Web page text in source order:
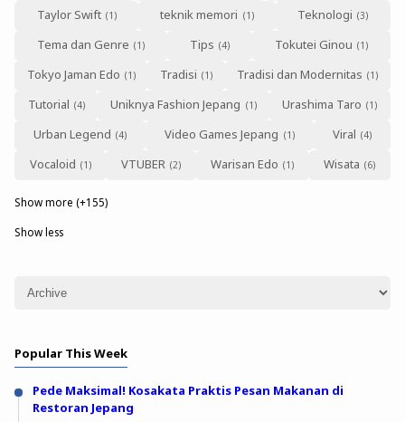
Taylor Swift
teknik memori
Teknologi
Tema dan Genre
Tips
Tokutei Ginou
Tokyo Jaman Edo
Tradisi
Tradisi dan Modernitas
Tutorial
Uniknya Fashion Jepang
Urashima Taro
Urban Legend
Video Games Jepang
Viral
Vocaloid
VTUBER Warisan Edo Wisata
Show more (+155)
Show less
Popular This Week
Pede Maksimal! Kosakata Praktis Pesan Makanan di
Restoran Jepang